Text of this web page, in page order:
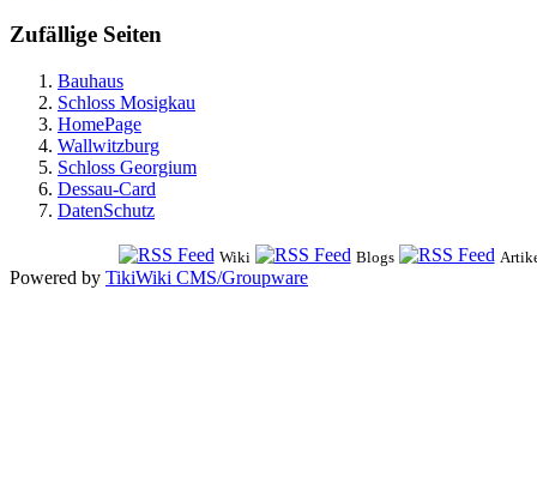
Zufällige Seiten
Bauhaus
Schloss Mosigkau
HomePage
Wallwitzburg
Schloss Georgium
Dessau-Card
DatenSchutz
Wiki Blogs
Powered by TikiWiki CMS/Groupware